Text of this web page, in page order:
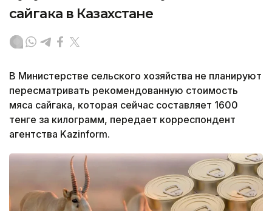
сайгака в Казахстане
В Министерстве сельского хозяйства не планируют
пересматривать рекомендованную стоимость
мяса сайгака, которая сейчас составляет 1600
тенге за килограмм, передает корреспондент
агентства Kazinform.